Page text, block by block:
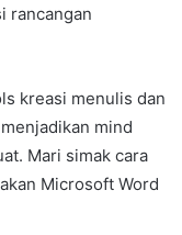
rancangan
kreasi menulis dan
mind
Mari simak cara
Microsoft Word